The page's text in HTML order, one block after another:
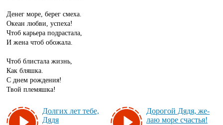
Денег море, берег смеха.
Океан любви, успеха!
Чтоб карьера подрастала,
И жена чтоб обожала.
Чтоб блистала жизнь,
Как бляшка.
С днем рождения!
Твой племяшка!
Дол­гих лет те­бе,
Дя­дя
До­ро­гой Дя­дя, же­
лаю мо­ре счастья!